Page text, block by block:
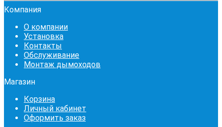
Компания
О компании
Установка
Контакты
Обслуживание
Монтаж дымоходов
Магазин
Корзина
Личный кабинет
Оформить заказ